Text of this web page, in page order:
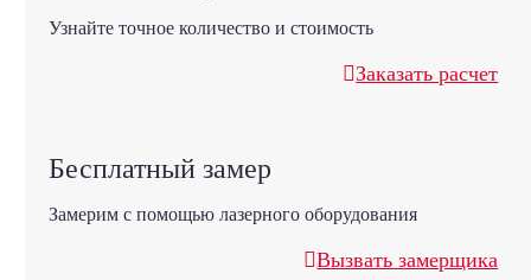
Узнайте точное количество и стоимость
Заказать расчет
Бесплатный замер
Замерим с помощью лазерного оборудования
Вызвать замерщика